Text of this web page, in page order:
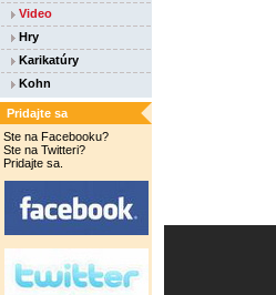
Video
Hry
Karikatúry
Kohn
Pridajte sa
Ste na Facebooku?
Ste na Twitteri?
Pridajte sa.